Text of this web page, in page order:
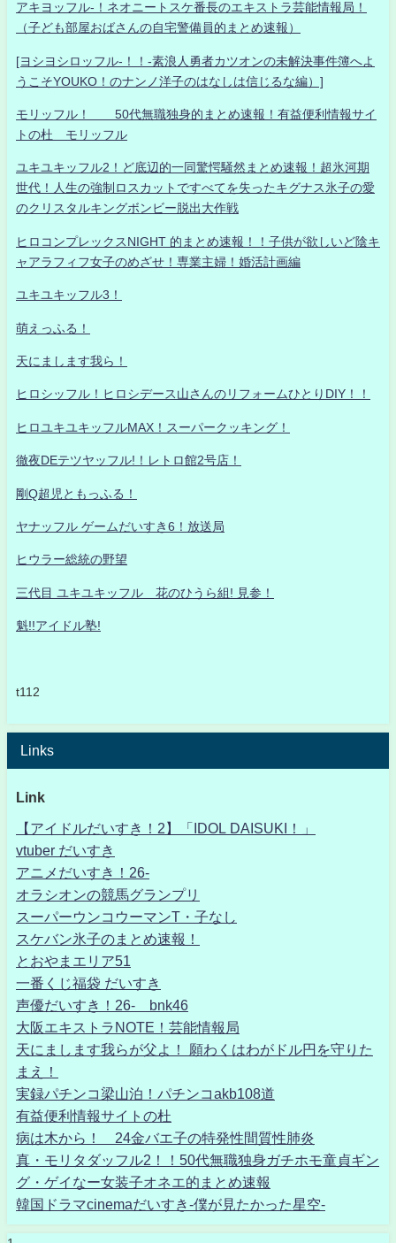
アキヨッフル-！ネオニートスケ番長のエキストラ芸能情報局！
（子ども部屋おばさんの自宅警備員的まとめ速報）
[ヨシヨシロッフル-！！-素浪人勇者カツオンの未解決事件簿へよ
うこそYOUKO！のナンノ洋子のはなしは信じるな編）]
モリッフル！ 50代無職独身的まとめ速報！有益便利情報サイ
トの杜 モリッフル
ユキユキッフル2！ど底辺的一同驚愕騒然まとめ速報！超氷河期
世代！人生の強制ロスカットですべてを失ったキグナス氷子の愛
のクリスタルキングボンビー脱出大作戦
ヒロコンプレックスNIGHT 的まとめ速報！！子供が欲しいど陰キ
ャアラフィフ女子のめざせ！専業主婦！婚活計画編
ユキユキッフル3！
萌えっふる！
天にまします我ら！
ヒロシッフル！ヒロシデース山さんのリフォームひとりDIY！！
ヒロユキユキッフルMAX！スーパークッキング！
徹夜DEテツヤッフル!！レトロ館2号店！
剛Q超児ともっふる！
ヤナッフル ゲームだいすき6！放送局
ヒウラー総統の野望
三代目 ユキユキッフル 花のひうら組! 見参！
魁!!アイドル塾!
t112
Links
Link
【アイドルだいすき！2】「IDOL DAISUKI！」
vtuber だいすき
アニメだいすき！26-
オラシオンの競馬グランプリ
スーパーウンコウーマンT・子なし
スケバン氷子のまとめ速報！
とおやまエリア51
一番くじ福袋 だいすき
声優だいすき！26- bnk46
大阪エキストラNOTE！芸能情報局
天にまします我らが父よ！ 願わくはわがドル円を守りた
まえ！
実録パチンコ梁山泊！パチンコakb108道
有益便利情報サイトの杜
病は木から！ 24金バエ子の特発性間質性肺炎
真・モリタダッフル2！！50代無職独身ガチホモ童貞ギン
グ・ゲイなー女装子オネエ的まとめ速報
韓国ドラマcinemaだいすき-僕が見たかった星空-